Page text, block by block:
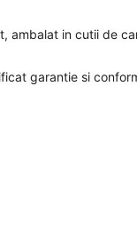
ambalat in cutii de
garantie si